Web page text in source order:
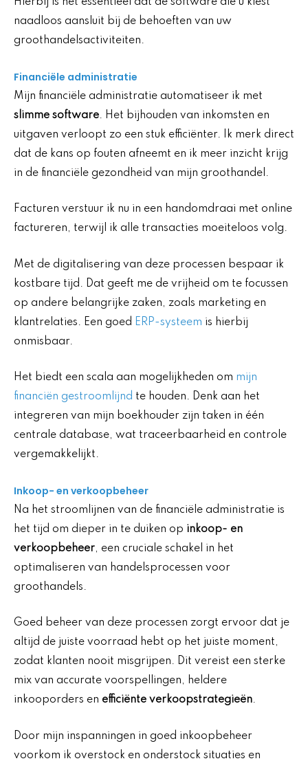
Hierbij is het essentieel dat de software die u kiest
naadloos aansluit bij de behoeften van uw
groothandelsactiviteiten.
Financiële administratie
Mijn financiële administratie automatiseer ik met
slimme software. Het bijhouden van inkomsten en
uitgaven verloopt zo een stuk efficiënter. Ik merk direct
dat de kans op fouten afneemt en ik meer inzicht krijg
in de financiële gezondheid van mijn groothandel.
Facturen verstuur ik nu in een handomdraai met online
factureren, terwijl ik alle transacties moeiteloos volg.
Met de digitalisering van deze processen bespaar ik
kostbare tijd. Dat geeft me de vrijheid om te focussen
op andere belangrijke zaken, zoals marketing en
klantrelaties. Een goed ERP-systeem is hierbij
onmisbaar.
Het biedt een scala aan mogelijkheden om mijn
financiën gestroomlijnd te houden. Denk aan het
integreren van mijn boekhouder zijn taken in één
centrale database, wat traceerbaarheid en controle
vergemakkelijkt.
Inkoop- en verkoopbeheer
Na het stroomlijnen van de financiële administratie is
het tijd om dieper in te duiken op inkoop- en
verkoopbeheer, een cruciale schakel in het
optimaliseren van handelsprocessen voor
groothandels.
Goed beheer van deze processen zorgt ervoor dat je
altijd de juiste voorraad hebt op het juiste moment,
zodat klanten nooit misgrijpen. Dit vereist een sterke
mix van accurate voorspellingen, heldere
inkooporders en efficiënte verkoopstrategieën.
Door mijn inspanningen in goed inkoopbeheer
voorkom ik overstock en onderstock situaties en